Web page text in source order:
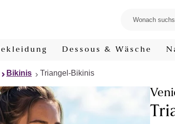
Dessous & Wäsche
Bikinis Triangel-Bikinis